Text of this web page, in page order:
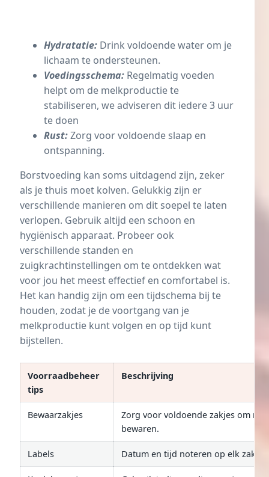
Hydratatie: Drink voldoende water om je
lichaam te ondersteunen.
Voedingsschema: Regelmatig voeden
helpt om de melkproductie te
stabiliseren, we adviseren dit iedere 3 uur
te doen
Rust:Zorg voor voldoende slaap en
ontspanning.
Borstvoeding kan soms uitdagend zijn, zeker
als je thuis moet kolven. Gelukkig zijn er
verschillende manieren om dit soepel te laten
verlopen. Gebruik altijd een schoon en
hygiënisch apparaat. Probeer ook
verschillende standen en
zuigkrachtinstellingen om te ontdekken wat
voor jou het meest effectief en comfortabel is.
Het kan handig zijn om een tijdschema bij te
houden, zodat je de voortgang van je
melkproductie kunt volgen en op tijd kunt
bijstellen.
Voorraadbeheer
tips
Beschrijving
Bewaarzakjes
Zorg voor voldoende zakjes om
bewaren.
Labels Datum en tijd noteren op elk zakje.